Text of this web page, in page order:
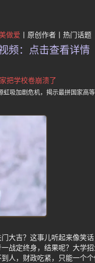
做爱 原创作者 热门话题
频：点击查看详情
把学校卷崩溃了
吸加剧危机，揭示最拼国家高等
大吉？这事儿听起来像笑
战定终身，结果呢？大学招
人，财政吃紧，只能一个